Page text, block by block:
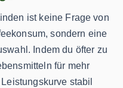
ist keine Frage von
sondern eine
Indem du öfter zu
für mehr
stabil